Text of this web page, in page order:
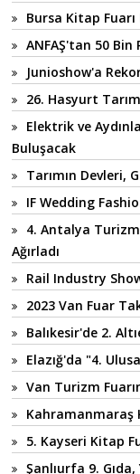
Bursa Kitap
ANFAŞ'tan 50
Junioshow'a
26. Hasyurt
Elektrik ve
Buluşacak
Tarımın Devleri,
IF Wedding
4. Antalya
Ağırladı
Rail Industry
2023 Van Fuar
Balıkesir'de 2.
Elazığ'da "4.
Van Turizm
Kahramanmaraş
5. Kayseri Kitap
Şanlıurfa 9.